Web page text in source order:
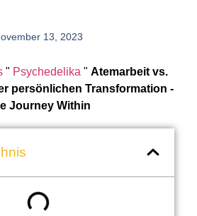
13, 2023
" Psychedelika " Atemarbeit vs.
persönlichen Transformation -
Journey Within